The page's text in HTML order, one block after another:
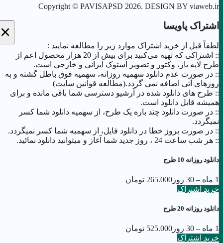
Copyright © PAVISAPSD2026 . DESIGN BY viaweb.ir
× اشتراک پاویسا
لطفاً قبل از خرید اشتراک موارد زیر را مطالعه نمایید :
:: اشتراکی که تهیه می‌کنید برای بیش از 20 هزار محصول اعم از
طرح لایه باز، وکتور و تصویر استوک ایرانی و خارجی است.
:: در صورت عدم دانلود سهمیه روزانه، سهمیه فوق باطل گشته و به
روزهای آتی اضافه نمی گردد.(مطالعه قوانین سایت)
:: طرح های دانلود شده در آرشیو دسترسی شما باقی مانده و برای
همیشه قابل دانلود است.
:: در صورت دانلود چند باره یک طرح، از سهمیه دانلود شما کسر
نمیگردد.
:: در صورت بروز خطا در دانلود فایل، از سهمیه شما کسر نمیگردد.
:: هر شب ساعت 24 ،‌ روز جدید شما آغاز و میتوانید دانلود نمائید.
دانلود روزانه 10 طرح
265.000 تومان
خرید اشتراک
دانلود روزانه 20 طرح
525.000 تومان
خرید اشتراک